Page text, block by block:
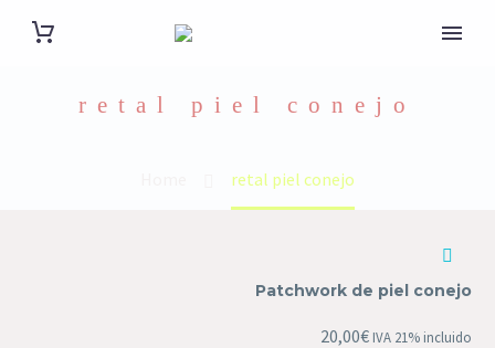
retal piel conejo
retal piel conejo
piel
Patchwork de piel conejo
20,00€ IVA 21% incluido